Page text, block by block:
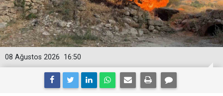
16:50
08 Ağustos 2026